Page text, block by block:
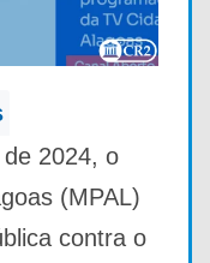
2024, o
(MPAL)
contra o